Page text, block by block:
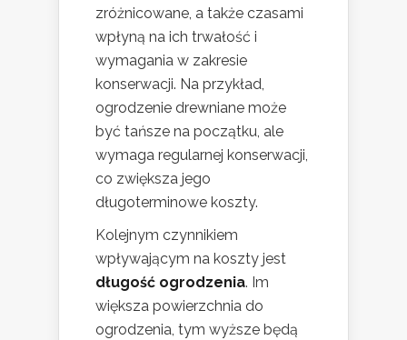
zróżnicowane, a także czasami
wpłyną na ich trwałość i
wymagania w zakresie
konserwacji. Na przykład,
ogrodzenie drewniane może
być tańsze na początku, ale
wymaga regularnej konserwacji,
co zwiększa jego
długoterminowe koszty.
Kolejnym czynnikiem
wpływającym na koszty jest
długość ogrodzenia. Im
większa powierzchnia do
ogrodzenia, tym wyższe będą